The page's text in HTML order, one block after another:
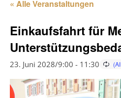
« Alle Veranstaltungen
Einkaufsfahrt für
23. Juni 2028/9:00 - 11:30